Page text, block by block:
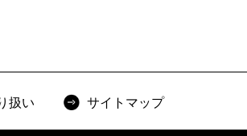
扱い サイトマップ